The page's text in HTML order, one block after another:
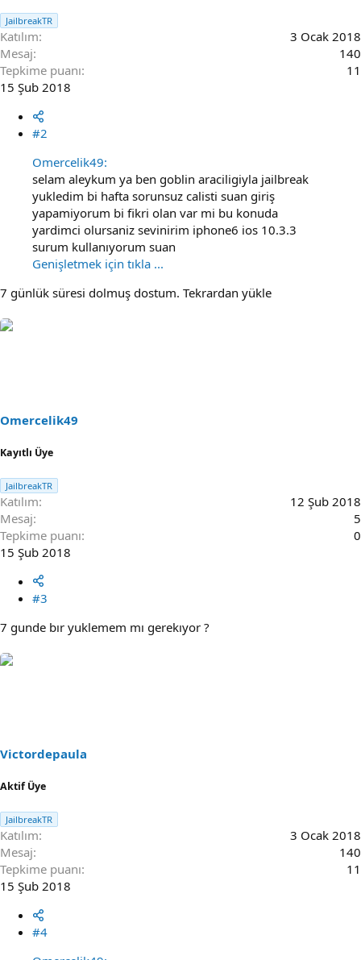
JailbreakTR
Katılım
3 Ocak 2018
Mesaj
140
Tepkime puanı
11
15 Şub 2018
#2
Omercelik49:
selam aleykum ya ben goblin araciligiyla jailbreak
yukledim bi hafta sorunsuz calisti suan giriş
yapamiyorum bi fikri olan var mi bu konuda
yardimci olursaniz sevinirim iphone6 ios 10.3.3
surum kullanıyorum suan
Genişletmek için tıkla ...
7 günlük süresi dolmuş dostum. Tekrardan yükle
Omercelik49
Kayıtlı Üye
JailbreakTR
Katılım
12 Şub 2018
Mesaj
5
Tepkime puanı
0
15 Şub 2018
#3
7 gunde bır yuklemem mı gerekıyor ?
Victordepaula
Aktif Üye
JailbreakTR
Katılım
3 Ocak 2018
Mesaj
140
Tepkime puanı
11
15 Şub 2018
#4